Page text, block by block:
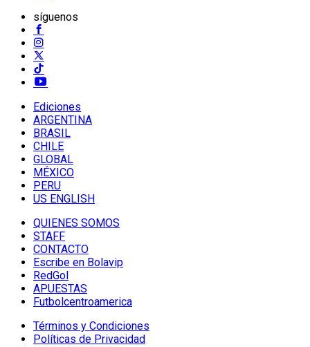
síguenos
Ediciones
ARGENTINA
BRASIL
CHILE
GLOBAL
MÉXICO
PERU
US ENGLISH
QUIENES SOMOS
STAFF
CONTACTO
Escribe en Bolavip
RedGol
APUESTAS
Futbolcentroamerica
Términos y Condiciones
Políticas de Privacidad